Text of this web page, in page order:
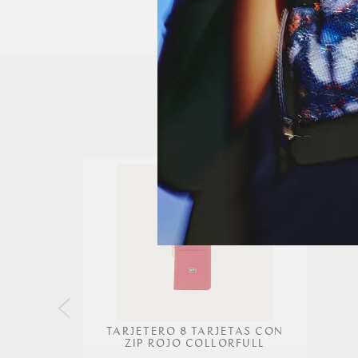
TARJETERO 8 TARJETAS CON
ZIP ROJO COLLORFULL